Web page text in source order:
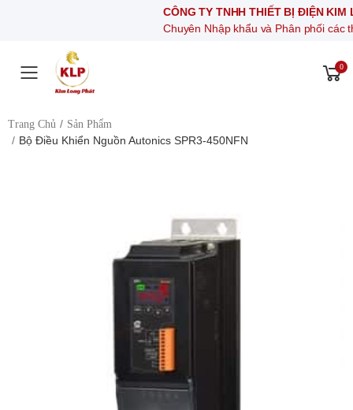
CÔNG TY TNHH THIẾT BỊ ĐIỆN KIM LONG
Chuyên Nhập khẩu và Phân phối các thiết bị
Toggle mobile menu
0
Trang Chủ Sản Phẩm
Bộ Điều Khiển Nguồn Autonics SPR3-450NFN